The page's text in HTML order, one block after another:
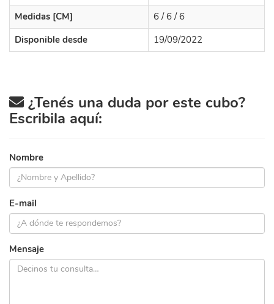
Medidas [CM]
6 / 6 / 6
Disponible desde
19/09/2022
¿Tenés una duda por este cubo?
Escribila aquí:
Nombre
E-mail
Mensaje